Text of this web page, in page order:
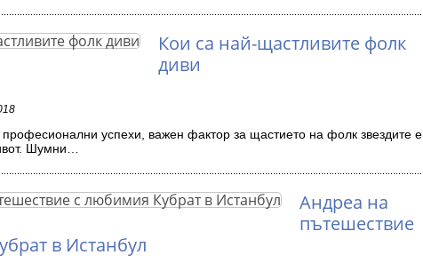
Кои са най-щастливите фолк
диви
професионални успехи, важен фактор за щастието на фолк звездите е
Шумни…
Андреа на
пътешествие
в Истанбул